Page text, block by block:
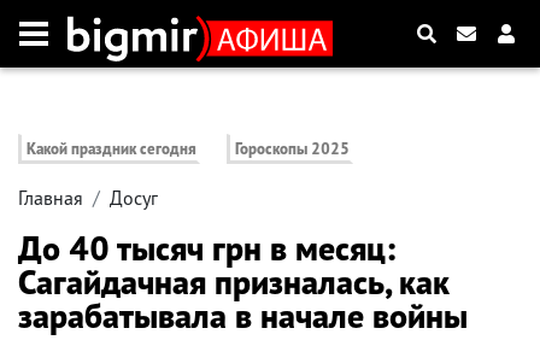
Какой праздник сегодня Гороскопы 2025
Главная Досуг
До 40 тысяч грн в месяц:
Сагайдачная призналась, как
зарабатывала в начале войны